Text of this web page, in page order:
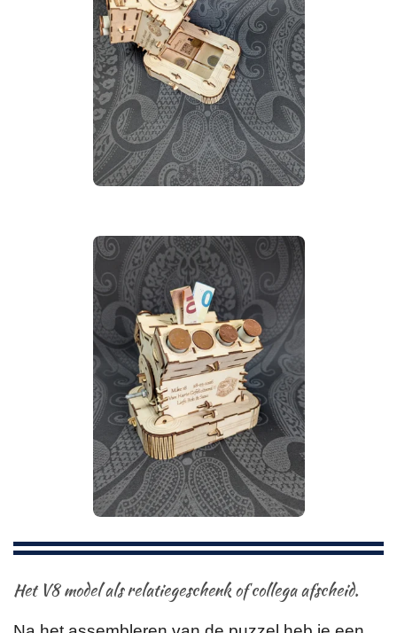
Het V8 model als relatiegeschenk of collega afscheid.